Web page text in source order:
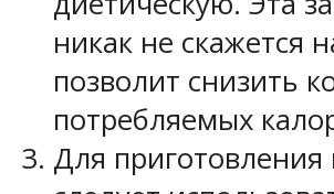
никак не скажется
позволит снизить
потребляемых
Для приготовления